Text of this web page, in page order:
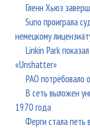
Гленн Хьюз
Suno проиграла
немецкому
Linkin Park
«Unshatter»
РАО потребовало
В сеть выложен
1970 года
Ферги стала петь